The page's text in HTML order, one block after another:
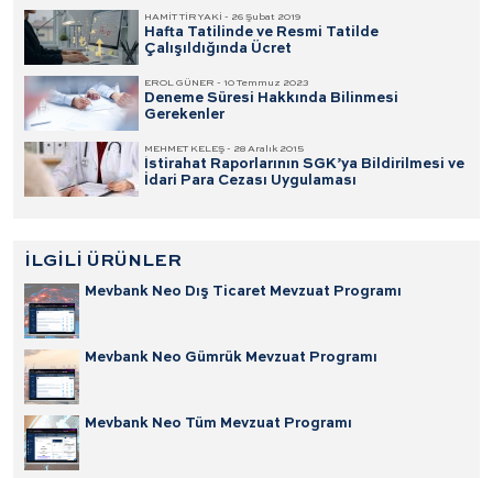
HAMİT TİRYAKİ - 26 Şubat 2019
Hafta Tatilinde ve Resmi Tatilde
Çalışıldığında Ücret
EROL GÜNER - 10 Temmuz 2023
Deneme Süresi Hakkında Bilinmesi
Gerekenler
MEHMET KELEŞ - 28 Aralık 2015
İstirahat Raporlarının SGK’ya Bildirilmesi ve
İdari Para Cezası Uygulaması
İLGİLİ ÜRÜNLER
Mevbank Neo Dış Ticaret Mevzuat Programı
Mevbank Neo Gümrük Mevzuat Programı
Mevbank Neo Tüm Mevzuat Programı